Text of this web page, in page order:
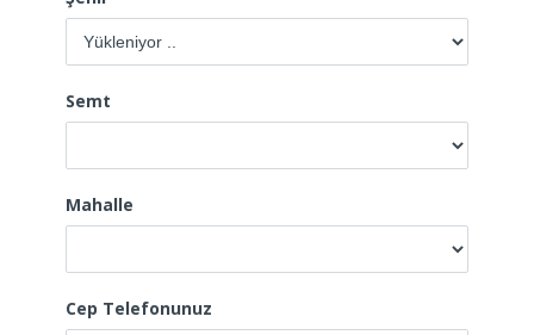
Semt
Mahalle
Cep Telefonunuz